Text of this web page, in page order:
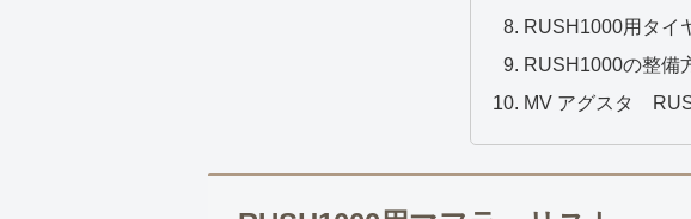
RUSH1000用タイ
RUSH1000の整備
MV アグスタ